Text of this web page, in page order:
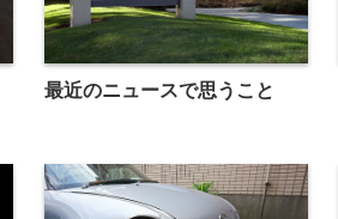
最近のニュースで思うこと